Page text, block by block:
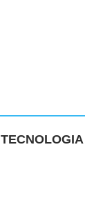
TECNOLOGIA